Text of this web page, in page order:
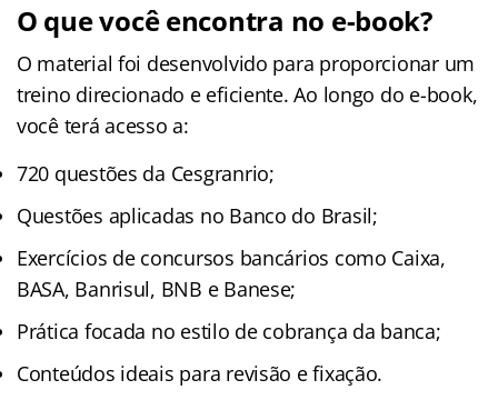
O que você encontra no e-book?
O material foi desenvolvido para proporcionar um
treino direcionado e eficiente. Ao longo do e-book,
você terá acesso a:
720 questões da Cesgranrio;
Questões aplicadas no Banco do Brasil;
Exercícios de concursos bancários como Caixa,
BASA, Banrisul, BNB e Banese;
Prática focada no estilo de cobrança da banca;
Conteúdos ideais para revisão e fixação.